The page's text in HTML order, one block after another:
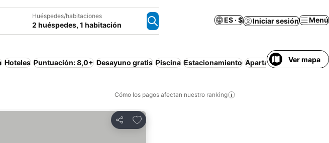
Huéspedes/habitaciones
2 huéspedes, 1 habitación
ES · $ Iniciar sesión Menú
Hoteles Puntuación: 8,0+ Desayuno gratis Piscina Estacionamiento ApartamentoVer mapa
Cómo los pagos afectan nuestro ranking
Compartir
Agregar a favoritos